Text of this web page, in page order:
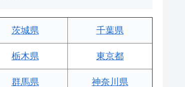
茨城県 千葉県
栃木県 東京都
群馬県 神奈川県